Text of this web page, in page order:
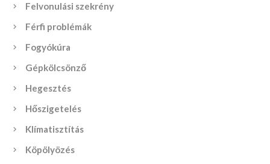
Felvonulási szekrény
Férfi problémák
Fogyókúra
Gépkölcsönző
Hegesztés
Hőszigetelés
Klímatisztítás
Köpölyözés